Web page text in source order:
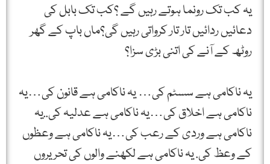
یہ کب تک رونما ہوتے رہیں گے ؟کب تک بابل کی
دعائیں ردائیں تار تار کرواتی رہیں گی؟ماں باپ کے گھر
روٹھ کے آنے کی اتنی بڑی سزا؟
یہ ناکامی ہے سسٹم کی… یہ ناکامی ہے قانون کی…یہ
ناکامی ہے اخلاق کی…یہ ناکامی ہے عدلیہ کی..یہ
ناکامی ہے وردی کے رعب کی…یہ ناکامی ہے وعظوں
کے وعظ کی. یہ ناکامی ہے لکھنے والوں کی تحریروں